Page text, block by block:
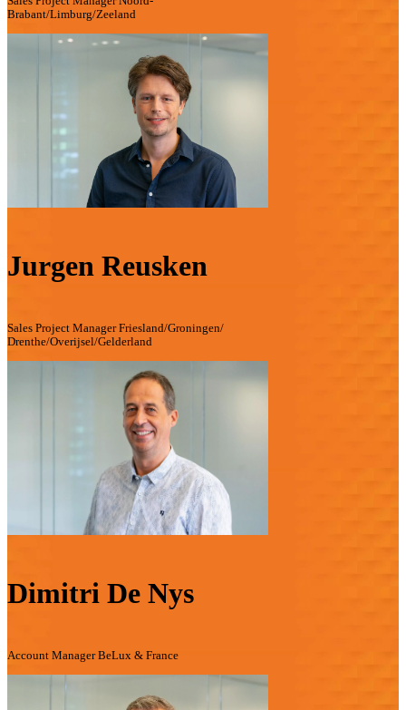
Brabant/Limburg/Zeeland
Jurgen Reusken
Sales Project Manager Friesland/Groningen/
Drenthe/Overijsel/Gelderland
Dimitri De Nys
Account Manager BeLux & France